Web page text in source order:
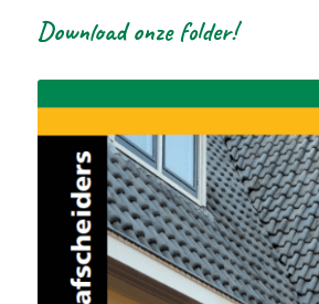
Download onze folder!